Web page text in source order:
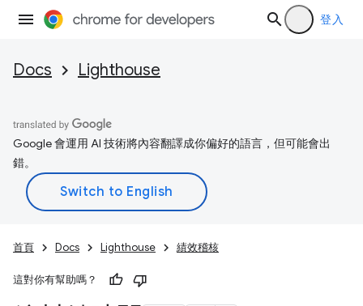
登入
Docs Lighthouse
Google 會運用 AI 技術將內容翻譯成你偏好的語言，但可能會出
錯。
首頁 Docs Lighthouse 績效稽核
這對你有幫助嗎？